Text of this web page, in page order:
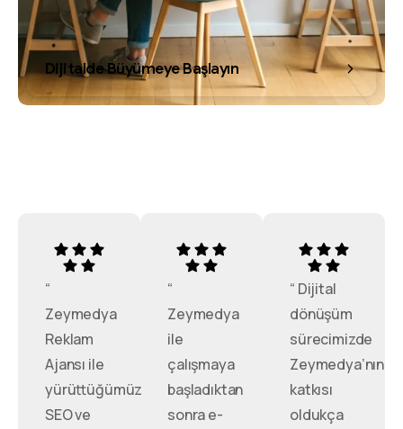
Dijitalde Büyümeye Başlayın
“
Zeymedya
Reklam
Ajansı ile
yürüttüğümüz
SEO ve
“
Zeymedya
ile
çalışmaya
başladıktan
sonra e-
“ Dijital
dönüşüm
sürecimizde
Zeymedya’nın
katkısı
oldukça